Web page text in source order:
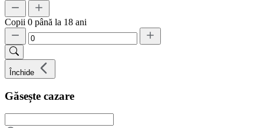
Copii 0 până la 18 ani
Închide
Găsește cazare